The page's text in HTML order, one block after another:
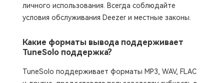
личного использования. Всегда соблюдайте
условия обслуживания Deezer и местные законы.
Какие форматы вывода поддерживает
TuneSolo поддержка?
TuneSolo поддерживает форматы MP3, WAV, FLAC